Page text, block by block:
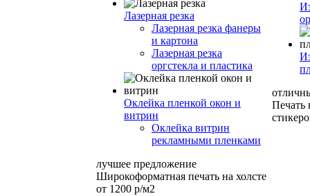
Лазерная резка
Лазерная резка фанеры
и картона
Лазерная резка
оргстекла и пластика
Оклейка пленкой окон и
витрин
Оклейка витрин
рекламными пленками
лучшее предложение
Широкоформатная печать на холсте
от 1200 р/м2
Печать